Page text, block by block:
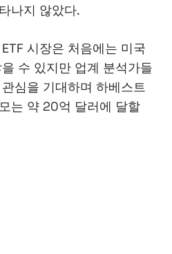
나지 않았다.
시장은 처음에는 미국
수 있지만 업계 분석가들
심을 기대하며 하베스트
는 약 20억 달러에 달할